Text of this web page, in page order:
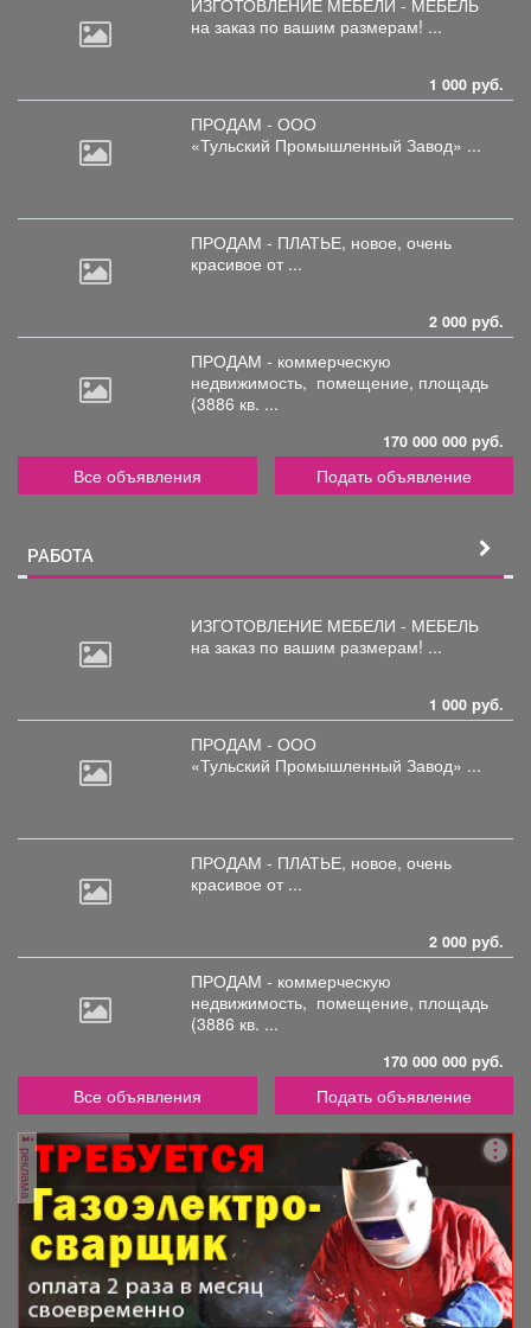
ИЗГОТОВЛЕНИЕ МЕБЕЛИ - МЕБЕЛЬ
на заказ по вашим размерам! ...
1 000 руб.
ПРОДАМ - ООО
«Тульский Промышленный Завод» ...
ПРОДАМ - ПЛАТЬЕ, новое, очень
красивое от ...
2 000 руб.
ПРОДАМ - коммерческую
недвижимость,
(3886 кв. ...
170 000 000 руб.
Все объявления Подать объявление
РАБОТА
ИЗГОТОВЛЕНИЕ МЕБЕЛИ - МЕБЕЛЬ
на заказ по вашим размерам! ...
1 000 руб.
ПРОДАМ - ООО
«Тульский Промышленный Завод» ...
ПРОДАМ - ПЛАТЬЕ, новое, очень
красивое от ...
2 000 руб.
ПРОДАМ - коммерческую
недвижимость,
(3886 кв. ...
170 000 000 руб.
Все объявления Подать объявление
реклама